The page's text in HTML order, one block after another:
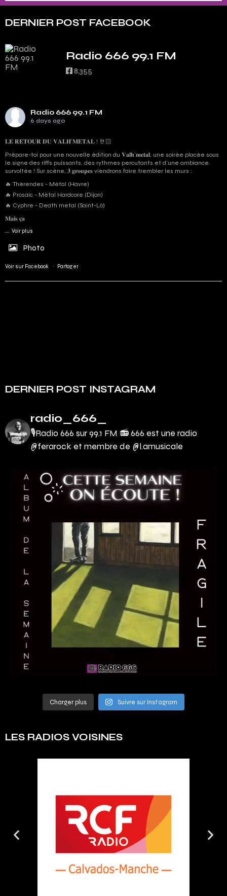
DERNIER POST FACEBOOK
Radio 666 99.1 FM
8,355
Radio 666 99.1 FM
6 days ago
𝐋𝐄 𝐑𝐄𝐓𝐎𝐔𝐑 𝐃𝐔 𝐕𝐀𝐋𝐇’𝐌𝐄𝐓𝐀𝐋 ! 🤘🏻
Prépare-toi pour une nouvelle édition du 𝐕𝐚𝐥𝐡’𝐦𝐞𝐭𝐚𝐥, une soirée placée sous
le signe des riffs puissants, des rythmes percutants et d'une ambiance
survoltée ! Sur scène, 𝟑 𝐠𝐫𝐨𝐮𝐩𝐞𝐬 viendrons faire trembler les murs :
🔥 Thérendes - Métal (Havre)
🔥 Prosaic - Métal Hardcore (Dijon)
🔥 Cyphre - Death metal (Saint-Lô)
𝐌𝐚𝐢𝐬 𝐜̧𝐚
... Voir plus
Photo
Voir sur Facebook · Partager
DERNIER POST INSTAGRAM
radio_666_
🎙Radio 666 sur 99.1 FM 📻666 est une radio
@ferarock et membre de @l.amusicale
Charger plus Suivre sur Instagram
LES RADIOS VOISINES